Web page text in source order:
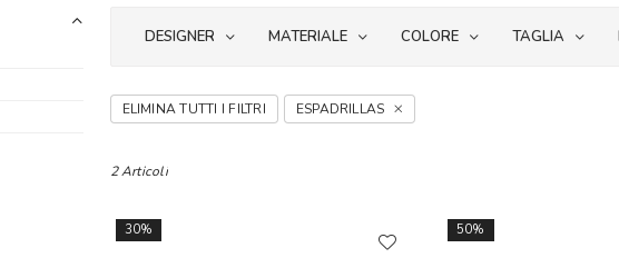
DESIGNER MATERIALE COLORE TAGLIA
ELIMINA TUTTI I FILTRI ESPADRILLAS
2 Articoli
30% 50%